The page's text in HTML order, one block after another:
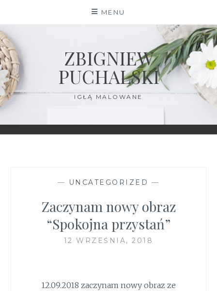
content
MENU
ZBIGNIEW
PUCHALSKI
IGŁĄ MALOWANE
— UNCATEGORIZED —
Zaczynam nowy obraz
“Spokojna przystań”
12 WRZEŚNIA, 2018
12.09.2018 zaczynam nowy obraz ze